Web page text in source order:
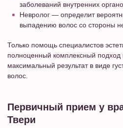
заболеваний внутренних
Невролог — определит
выпадению волос со стороны
Только помощь специалистов
полноценный комплексный подход
максимальный результат в виде
волос.
Первичный прием у
Твери